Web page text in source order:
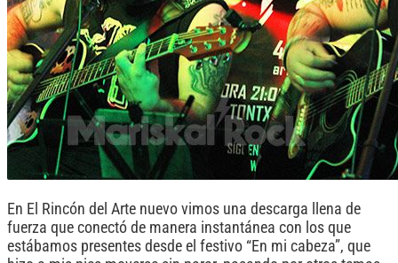
En El Rincón del Arte nuevo vimos una descarga llena de
fuerza que conectó de manera instantánea con los que
estábamos presentes desde el festivo “En mi cabeza”, que